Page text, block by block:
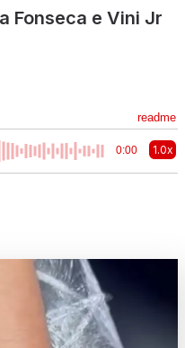
Fonseca e Vini Jr
readme
0:00 1.0x